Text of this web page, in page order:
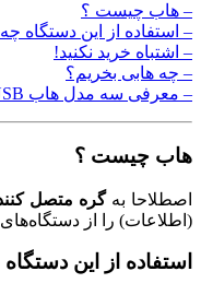
– هاب چیست ؟
– استفاده از این دستگاه
– اشتباه خرید نکنید!
– چه هابی بخریم؟
– معرفی سه مدل هاب USB باکیفیت و کاربردی
هاب چیست ؟
اصطلاحا بهگره متصل
(اطلاعات) را از
استفاده از این